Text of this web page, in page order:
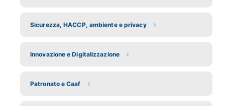
Sicurezza, HACCP, ambiente e privacy
Innovazione e Digitalizzazione
Patronato e Caaf